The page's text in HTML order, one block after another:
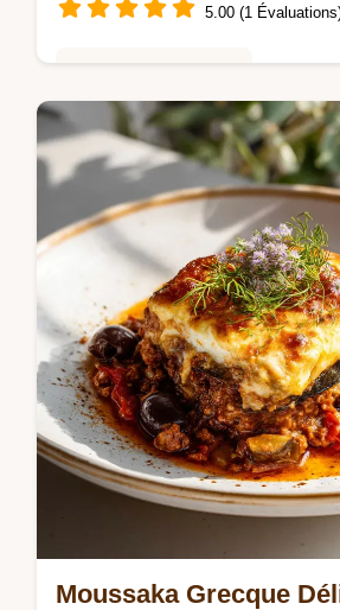
5.00 (1
Savourez ces Gnocchis
méditerranéens pour un
gnocchi réussi. Inclus : guide
étape par étape. Prêt en 30
Moussaka Grecque